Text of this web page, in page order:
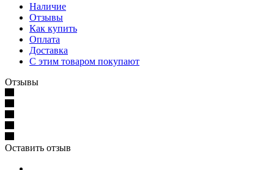
Наличие
Отзывы
Как купить
Оплата
Доставка
С этим товаром покупают
Отзывы
Оставить отзыв